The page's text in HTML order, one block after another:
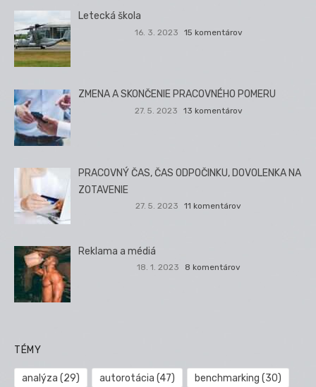
Letecká škola
16. 3. 2023 15 komentárov
ZMENA A SKONČENIE PRACOVNÉHO POMERU
27. 5. 2023 13 komentárov
PRACOVNÝ ČAS, ČAS ODPOČINKU, DOVOLENKA NA
ZOTAVENIE
27. 5. 2023 11 komentárov
Reklama a médiá
18. 1. 2023 8 komentárov
TÉMY
analýza (29) autorotácia (47) benchmarking (30)